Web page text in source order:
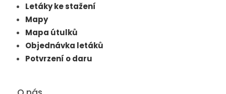
Letáky ke stažení
Mapy
Mapa útulků
Objednávka letáků
Potvrzení o daru